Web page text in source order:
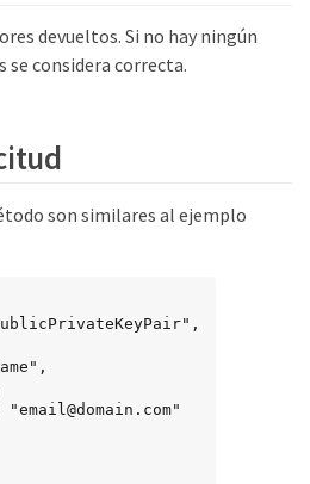
devueltos. Si no hay ningún
se considera correcta.
son similares al ejemplo